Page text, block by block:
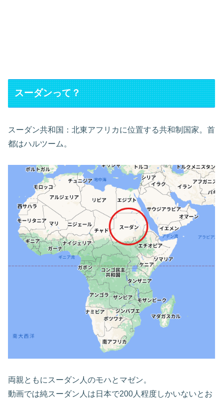
スーダンって？
スーダン共和国：北東アフリカに位置する共和制国家。首
都はハルツーム。
両親ともにスーダン人のモハとマゼン。
動画では純スーダン人は日本で200人程度しかいないとお